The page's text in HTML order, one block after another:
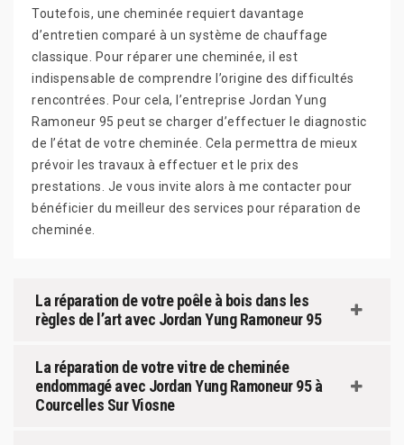
Toutefois, une cheminée requiert davantage
d’entretien comparé à un système de chauffage
classique. Pour réparer une cheminée, il est
indispensable de comprendre l’origine des difficultés
rencontrées. Pour cela, l’entreprise Jordan Yung
Ramoneur 95 peut se charger d’effectuer le diagnostic
de l’état de votre cheminée. Cela permettra de mieux
prévoir les travaux à effectuer et le prix des
prestations. Je vous invite alors à me contacter pour
bénéficier du meilleur des services pour réparation de
cheminée.
La réparation de votre poêle à bois dans les
règles de l’art avec Jordan Yung Ramoneur 95
La réparation de votre vitre de cheminée
endommagé avec Jordan Yung Ramoneur 95 à
Courcelles Sur Viosne